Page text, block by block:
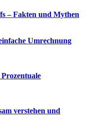
– Fakten und Mythen
Umrechnung
verstehen und